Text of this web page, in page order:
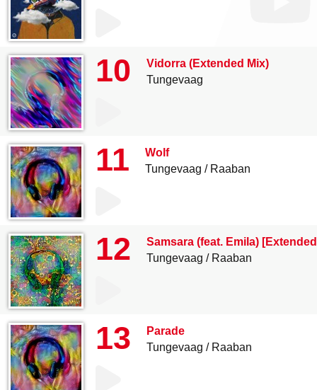
10
Vidorra (Extended Mix)
Tungevaag
11
Wolf
Tungevaag
Raaban
12
Samsara (feat. Emila)
Tungevaag
Raaban
13
Parade
Tungevaag
Raaban